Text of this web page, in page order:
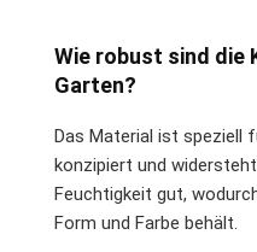
Wie robust sind die
Garten?
Das Material ist speziell
konzipiert und
Feuchtigkeit gut,
Form und Farbe behält.